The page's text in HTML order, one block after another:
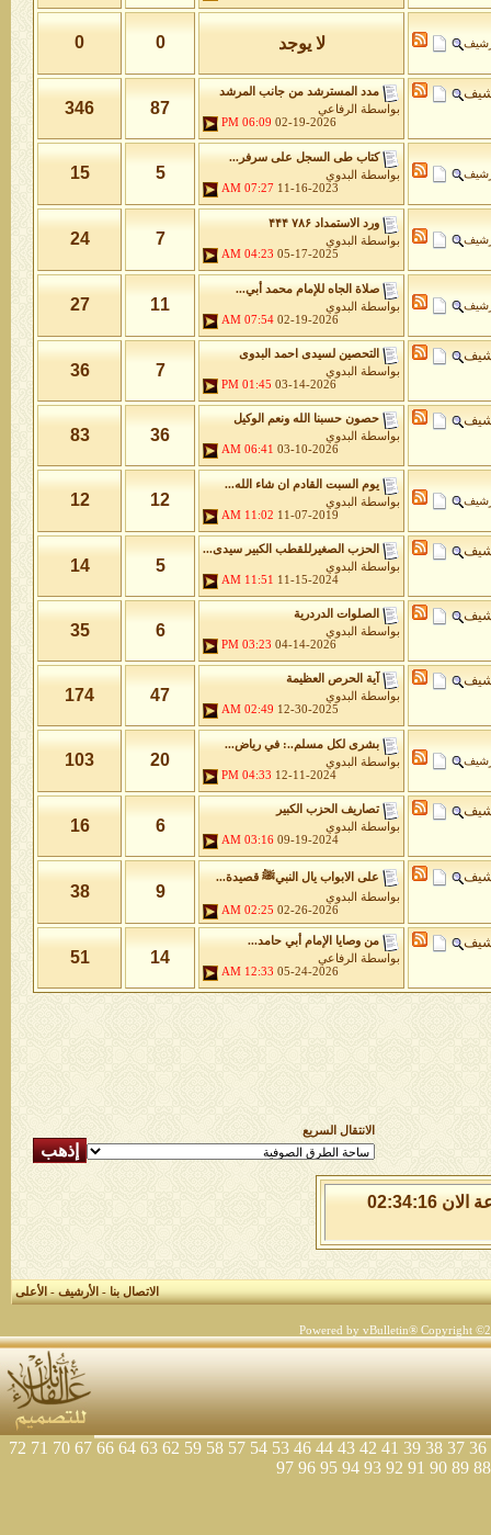
لا يوجد 0
0
مدد المسترشد من جانب المرشد
بواسطة
الرفاعي
02-19-2026
06:09 PM
87
346
كتاب طى السجل على سرفر...
بواسطة
البدوي
11-16-2023
07:27 AM
5
15
ورد الاستمداد ۷۸۶ ۴۴۴
بواسطة
البدوي
05-17-2025
04:23 AM
7
24
صلاة الجاه للإمام محمد أبي...
بواسطة
البدوي
02-19-2026
07:54 AM
11
27
التحصين لسيدى احمد البدوى
بواسطة
البدوي
03-14-2026
01:45 PM
7
36
حصون حسبنا الله ونعم الوكيل
بواسطة
البدوي
03-10-2026
06:41 AM
36
83
يوم السبت القادم ان شاء الله...
بواسطة
البدوي
11-07-2019
11:02 AM
12
12
الحزب الصغيرللقطب الكبير سيدى...
بواسطة
البدوي
11-15-2024
11:51 AM
5
14
الصلوات الدردرية
بواسطة
البدوي
04-14-2026
03:23 PM
6
35
آية الحرص العظيمة
بواسطة
البدوي
12-30-2025
02:49 AM
47
174
بشرى لكل مسلم..: في رياض...
بواسطة
البدوي
12-11-2024
04:33 PM
20
103
تصاريف الحزب الكبير
بواسطة
البدوي
09-19-2024
03:16 AM
6
16
على الابواب يال النبيﷺ قصيدة...
بواسطة
البدوي
02-26-2026
02:25 AM
9
38
من وصايا الإمام أبي حامد...
بواسطة
الرفاعي
05-24-2026
12:33 AM
14
51
الانتقال السريع
الجمعة 7 من اغسطس 2026 , الساعة الان 02:34:16
الاتصال بنا-الأرشيف-الأعلى
Powered by vBulletin® Copyright
36
37
38
39
41
42
43
44
46
53
54
57
58
59
62
63
64
66
67
70
71
72
88
89
90
91
92
93
94
95
96
97